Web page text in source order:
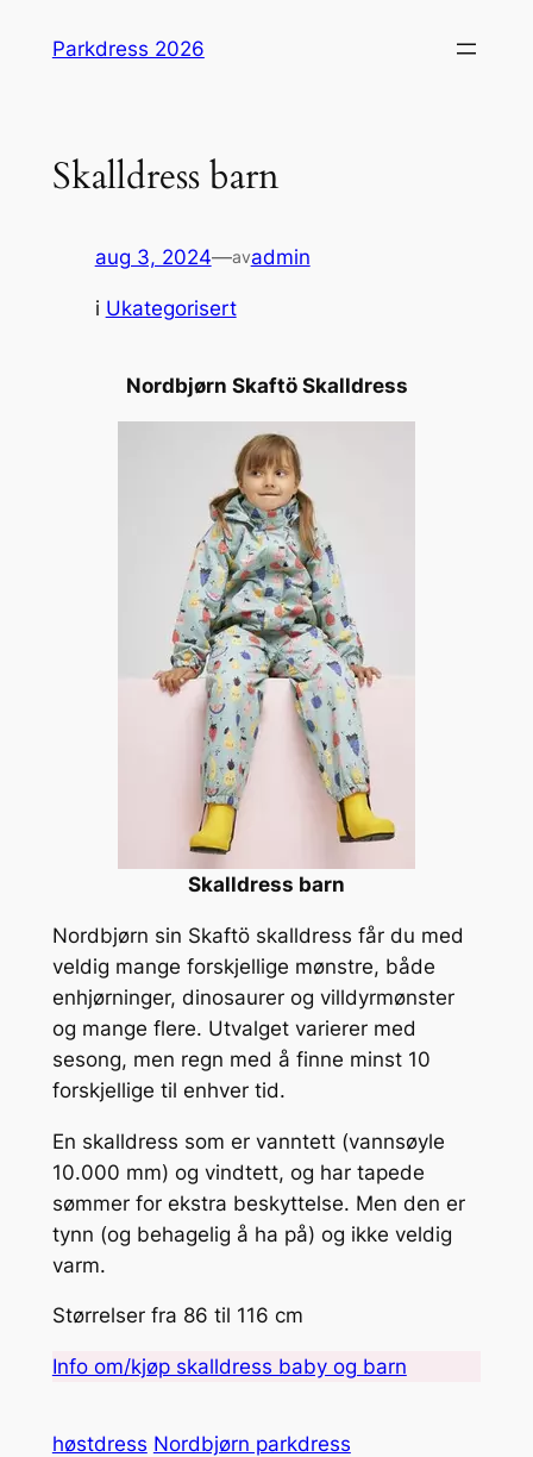
Parkdress 2026
Skalldress barn
aug 3, 2024—avadmin
i Ukategorisert
Nordbjørn Skaftö Skalldress
Skalldress barn
Nordbjørn sin Skaftö skalldress får du med
veldig mange forskjellige mønstre, både
enhjørninger, dinosaurer og villdyrmønster
og mange flere. Utvalget varierer med
sesong, men regn med å finne minst 10
forskjellige til enhver tid.
En skalldress som er vanntett (vannsøyle
10.000 mm) og vindtett, og har tapede
sømmer for ekstra beskyttelse. Men den er
tynn (og behagelig å ha på) og ikke veldig
varm.
Størrelser fra 86 til 116 cm
Info om/kjøp skalldress baby og barn
høstdress Nordbjørn parkdress